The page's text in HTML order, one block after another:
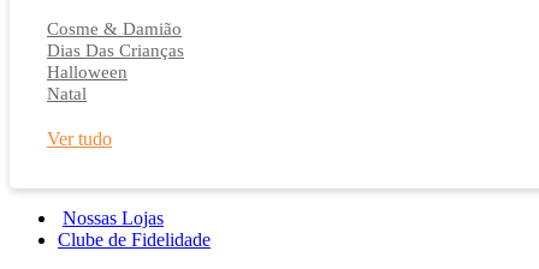
Cosme & Damião
Dias Das Crianças
Halloween
Natal
Ver tudo
Nossas Lojas
Clube de Fidelidade